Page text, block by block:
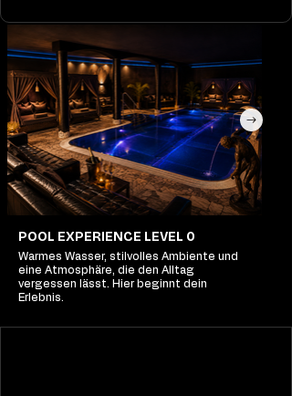
POOL EXPERIENCE LEVEL 0
Warmes Wasser, stilvolles Ambiente und
eine Atmosphäre, die den Alltag
vergessen lässt. Hier beginnt dein
Erlebnis.